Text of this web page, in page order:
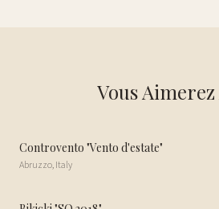
Vous Aimerez
Controvento "Vento d'estate"
Abruzzo,Italy